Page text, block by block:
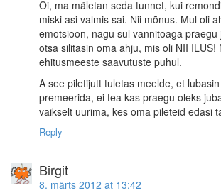
Oi, ma mäletan seda tunnet, kui
miski asi valmis sai. Nii mõnus. Mul oli
emotsioon, nagu sul vannitoaga
otsa silitasin oma ahju, mis oli NII ILUS!
ehitusmeeste saavutuste puhul.
A see piletijutt tuletas meelde, et
premeerida, ei tea kas praegu oleks
vaikselt uurima, kes oma pileteid edasi
Reply
Birgit
8. märts 2012 at 13:42